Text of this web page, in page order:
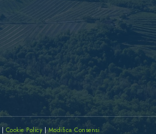
| Cookie Policy |Modifica Consensi